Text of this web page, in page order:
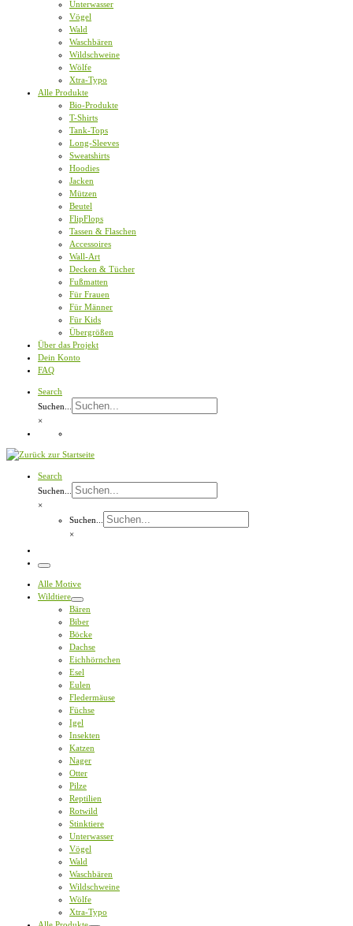
Unterwasser
Vögel
Wald
Waschbären
Wildschweine
Wölfe
Xtra-Typo
Alle Produkte
Bio-Produkte
T-Shirts
Tank-Tops
Long-Sleeves
Sweatshirts
Hoodies
Jacken
Mützen
Beutel
FlipFlops
Tassen & Flaschen
Accessoires
Wall-Art
Decken & Tücher
Fußmatten
Für Frauen
Für Männer
Für Kids
Übergrößen
Über das Projekt
Dein Konto
FAQ
Search
Suchen...
×
Search
Suchen...
×
Suchen...
×
Menü
Alle Motive
Wildtiere
Bären
Biber
Böcke
Dachse
Eichhörnchen
Esel
Eulen
Fledermäuse
Füchse
Igel
Insekten
Katzen
Nager
Otter
Pilze
Reptilien
Rotwild
Stinktiere
Unterwasser
Vögel
Wald
Waschbären
Wildschweine
Wölfe
Xtra-Typo